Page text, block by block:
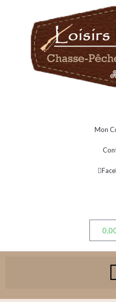
Mon